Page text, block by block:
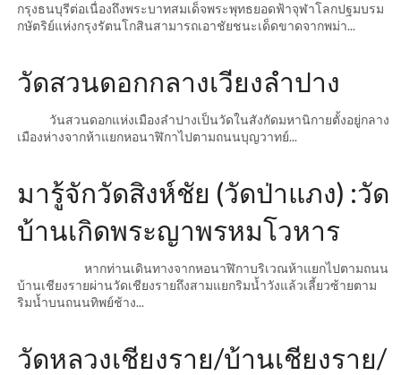
กรุงธนบุรีต่อเนื่องถึงพระบาทสมเด็จพระพุทธยอดฟ้าจุฬาโลกปฐมบรม
กษัตริย์แห่งกรุงรัตนโกสินสามารถเอาชัยชนะเด็ดขาดจากพม่า...
วัดสวนดอกกลางเวียงลำปาง
วันสวนดอกแห่งเมืองลำปางเป็นวัดในสังกัดมหานิกายตั้งอยู่กลาง
เมืองห่างจากห้าแยกหอนาฬิกาไปตามถนนบุญวาทย์...
มารู้จักวัดสิงห์ชัย (วัดป่าแภง) :วัด
บ้านเกิดพระญาพรหมโวหาร
หากท่านเดินทางจากหอนาฬิกาบริเวณห้าแยกไปตามถนน
บ้านเชียงรายผ่านวัดเชียงรายถึงสามแยกริมน้ำวังแล้วเลี้ยวซ้ายตาม
ริมน้ำบนถนนทิพย์ช้าง...
วัดหลวงเชียงราย/บ้านเชียงราย/